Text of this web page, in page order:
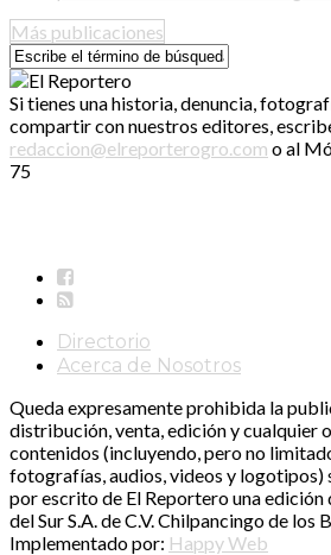
Más publicaciones
Si tienes una historia, denuncia,
compartir con nuestros editores,
redaccion@elreporterogro.com o al
75
Directorio
Acerca de Nosotros
Queda expresamente prohibida la
distribución, venta, edición y cualquier
contenidos (incluyendo, pero no
fotografías, audios, videos y logotipos)
por escrito de El Reportero una
del Sur S.A. de C.V. Chilpancingo de los
Implementado por: Happy Web